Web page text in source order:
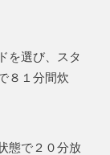
を選び、スタ
８１分間炊
態で２０分放